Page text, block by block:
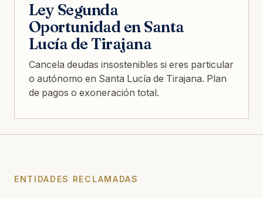
Ley Segunda
Oportunidad en Santa
Lucía de Tirajana
Cancela deudas insostenibles si eres particular
o autónomo en Santa Lucía de Tirajana. Plan
de pagos o exoneración total.
ENTIDADES RECLAMADAS